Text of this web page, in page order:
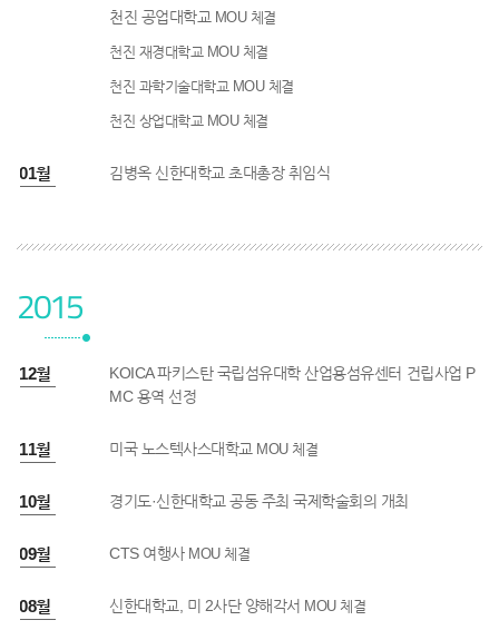
천진 공업대학교 MOU 체결
천진 재경대학교 MOU 체결
천진 과학기술대학교 MOU 체결
천진 상업대학교 MOU 체결
01월 김병옥 신한대학교 초대총장 취임식
2015
12월
KOICA 파키스탄 국립섬유대학 산업용섬유센터 건립사업 P
MC 용역 선정
11월 미국 노스텍사스대학교 MOU 체결
10월 경기도·신한대학교 공동 주최 국제학술회의 개최
09월 CTS 여행사 MOU 체결
08월 신한대학교, 미 2사단 양해각서 MOU 체결